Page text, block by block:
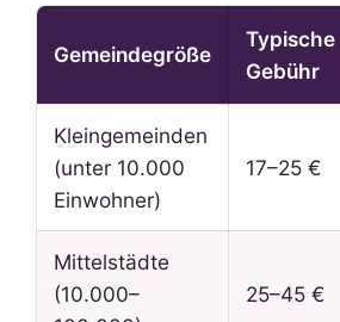
Gemeindegröße
Typische
Gebühr
Kleingemeinden
(unter 10.000
Einwohner)
17–25 €
Mittelstädte
(10.000–
25–45 €